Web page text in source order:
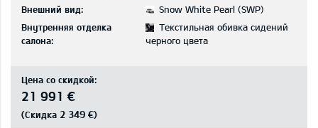
Внешний вид:
Snow White Pearl (SWP)
Внутренняя отделка
салона:
Текстильная обивка сидений
черного цвета
Цена со скидкой:
21 991 €
(Скидка 2 349 €)